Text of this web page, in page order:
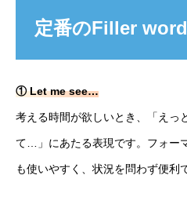
定番のFiller
① Let me see…
考える時間が欲しいとき、「えっ
て…」にあたる表現です。フォー
も使いやすく、状況を問わず便利